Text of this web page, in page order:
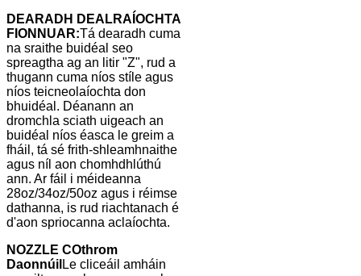
DEARADH DEALRAÍOCHTA
FIONNUAR:Tá dearadh cuma
na sraithe buidéal seo
spreagtha ag an litir "Z", rud a
thugann cuma níos stíle agus
níos teicneolaíochta don
bhuidéal. Déanann an
dromchla sciath uigeach an
buidéal níos éasca le greim a
fháil, tá sé frith-shleamhnaithe
agus níl aon chomhdhlúthú
ann. Ar fáil i méideanna
28oz/34oz/50oz agus i réimse
dathanna, is rud riachtanach é
d'aon spriocanna aclaíochta.
NOZZLE COthrom
Daonnúil Le cliceáil amháin